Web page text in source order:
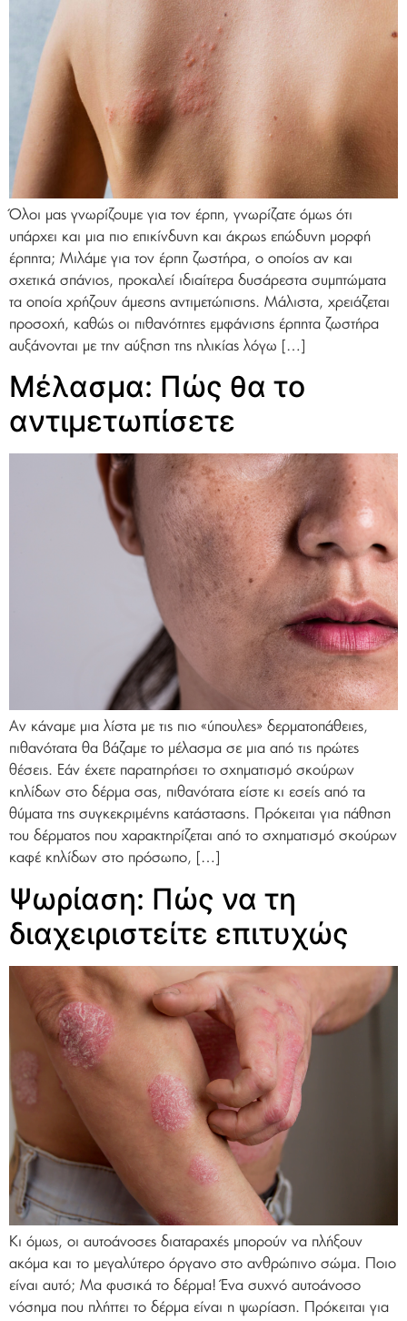
Όλοι μας γνωρίζουμε για τον έρπη, γνωρίζατε όμως ότι
υπάρχει και μια πιο επικίνδυνη και άκρως επώδυνη μορφή
έρπητα; Μιλάμε για τον έρπη ζωστήρα, ο οποίος αν και
σχετικά σπάνιος, προκαλεί ιδιαίτερα δυσάρεστα συμπτώματα
τα οποία χρήζουν άμεσης αντιμετώπισης. Μάλιστα, χρειάζεται
προσοχή, καθώς οι πιθανότητες εμφάνισης έρπητα ζωστήρα
αυξάνονται με την αύξηση της ηλικίας λόγω […]
Μέλασμα: Πώς θα το
αντιμετωπίσετε
Αν κάναμε μια λίστα με τις πιο «ύπουλες» δερματοπάθειες,
πιθανότατα θα βάζαμε το μέλασμα σε μια από τις πρώτες
θέσεις. Εάν έχετε παρατηρήσει το σχηματισμό σκούρων
κηλίδων στο δέρμα σας, πιθανότατα είστε κι εσείς από τα
θύματα της συγκεκριμένης κατάστασης. Πρόκειται για πάθηση
του δέρματος που χαρακτηρίζεται από το σχηματισμό σκούρων
καφέ κηλίδων στο πρόσωπο, […]
Ψωρίαση: Πώς να τη
διαχειριστείτε επιτυχώς
Κι όμως, οι αυτοάνοσες διαταραχές μπορούν να πλήξουν
ακόμα και το μεγαλύτερο όργανο στο ανθρώπινο σώμα. Ποιο
είναι αυτό; Μα φυσικά το δέρμα! Ένα συχνό αυτοάνοσο
νόσημα που πλήττει το δέρμα είναι η ψωρίαση. Πρόκειται για